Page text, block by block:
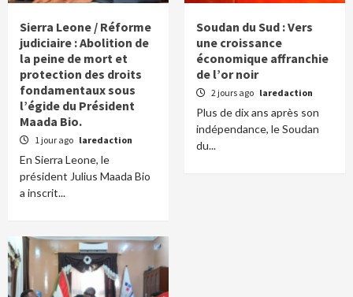
Sierra Leone / Réforme
judiciaire : Abolition de
la peine de mort et
protection des droits
fondamentaux sous
l’égide du Président
Maada Bio.
1 jour ago laredaction
En Sierra Leone, le
président Julius Maada Bio
a inscrit...
Soudan du Sud : Vers
une croissance
économique affranchie
de l’or noir
2 jours ago laredaction
Plus de dix ans après son
indépendance, le Soudan
du...